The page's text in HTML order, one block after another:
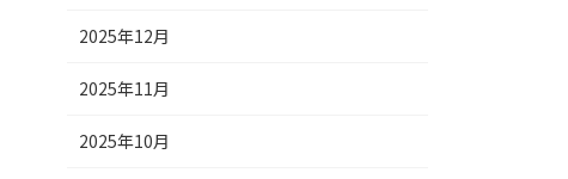
2025年12月
2025年11月
2025年10月